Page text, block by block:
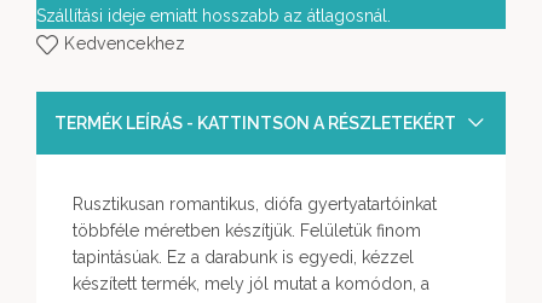
Szállítási ideje emiatt hosszabb az átlagosnál.
Kedvencekhez
TERMÉK LEÍRÁS - KATTINTSON A RÉSZLETEKÉRT
Rusztikusan romantikus, diófa gyertyatartóinkat
többféle méretben készítjük. Felületük finom
tapintásúak. Ez a darabunk is egyedi, kézzel
készített termék, mely jól mutat a komódon, a